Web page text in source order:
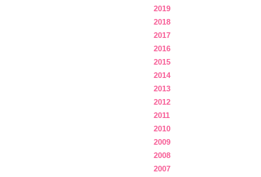
2019
2018
2017
2016
2015
2014
2013
2012
2011
2010
2009
2008
2007